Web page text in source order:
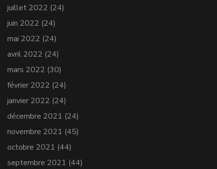
juillet 2022 (24)
juin 2022 (24)
mai 2022 (24)
avril 2022 (24)
mars 2022 (30)
février 2022 (24)
janvier 2022 (24)
décembre 2021 (24)
novembre 2021 (45)
octobre 2021 (44)
septembre 2021 (44)